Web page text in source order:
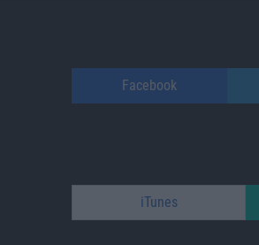
Facebook
iTunes